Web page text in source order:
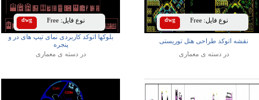
dwg نوع فایل: Free
نقشه اتوکد طراحی هتل توریستی
در دسته ی معماری
dwg نوع فایل: Free
بلوکها اتوکد کاربردی نمای تیپ های در و
پنجره
در دسته ی معماری